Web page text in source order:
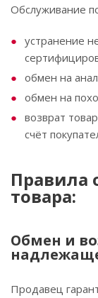
Обслуживание
устранение
обмен на
обмен на
возврат
счёт
Правила
товара:
Обмен и
Продавец